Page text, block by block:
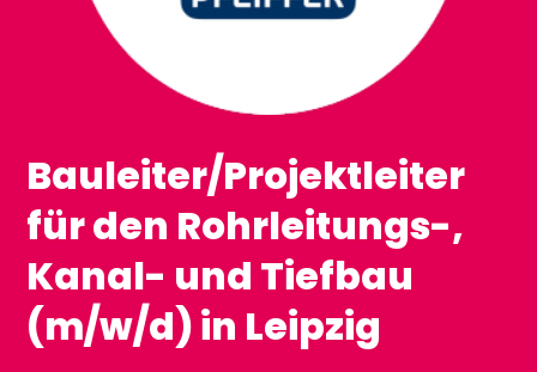
Bauleiter/Projektleiter
für den Rohrleitungs-,
Kanal- und Tiefbau
(m/w/d) in Leipzig